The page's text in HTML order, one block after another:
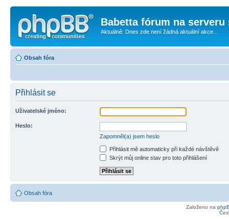
Babetta fórum na serveru
Aktuálně: Dnes zde není žádná aktuální akce...
Obsah fóra
Přihlásit se
Uživatelské jméno:
Heslo:
Zapomněl(a) jsem heslo
Přihlásit mě automaticky při každé návštěvě
Skrýt můj online stav pro toto přihlášení
Obsah fóra
Založeno na